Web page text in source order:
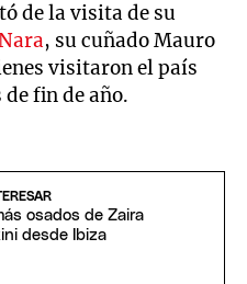
de la visita de su
, su cuñado Mauro
visitaron el país
fin de año.
osados de Zaira
desde Ibiza